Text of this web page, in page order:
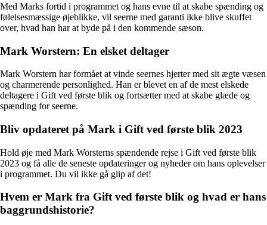
Med Marks fortid i programmet og hans evne til at skabe spænding og
følelsesmæssige øjeblikke, vil seerne med garanti ikke blive skuffet
over, hvad han har at byde på i den kommende sæson.
Mark Worstern: En elsket deltager
Mark Worstern har formået at vinde seernes hjerter med sit ægte væsen
og charmerende personlighed. Han er blevet en af de mest elskede
deltagere i Gift ved første blik og fortsætter med at skabe glæde og
spænding for seerne.
Bliv opdateret på Mark i Gift ved første blik 2023
Hold øje med Mark Worsterns spændende rejse i Gift ved første blik
2023 og få alle de seneste opdateringer og nyheder om hans oplevelser
i programmet. Du vil ikke gå glip af det!
Hvem er Mark fra Gift ved første blik og hvad er hans
baggrundshistorie?